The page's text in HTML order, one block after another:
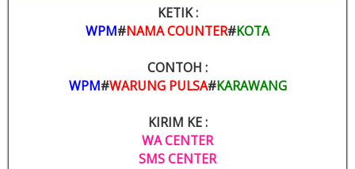
KETIK :
WPM#NAMA COUNTER#KOTA
CONTOH :
WPM#WARUNG PULSA#KARAWANG
KIRIM KE :
WA CENTER
SMS CENTER